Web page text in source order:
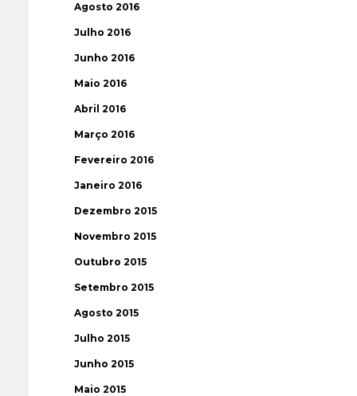
Agosto 2016
Julho 2016
Junho 2016
Maio 2016
Abril 2016
Março 2016
Fevereiro 2016
Janeiro 2016
Dezembro 2015
Novembro 2015
Outubro 2015
Setembro 2015
Agosto 2015
Julho 2015
Junho 2015
Maio 2015